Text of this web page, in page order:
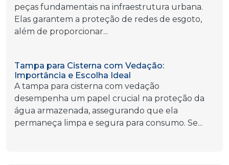
peças fundamentais na infraestrutura urbana.
Elas garantem a proteção de redes de esgoto,
além de proporcionar...
Tampa para Cisterna com Vedação:
Importância e Escolha Ideal
A tampa para cisterna com vedação
desempenha um papel crucial na proteção da
água armazenada, assegurando que ela
permaneça limpa e segura para consumo. Se...